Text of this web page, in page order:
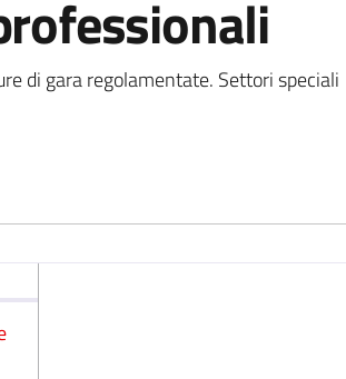
di gara regolamentate. Settori speciali